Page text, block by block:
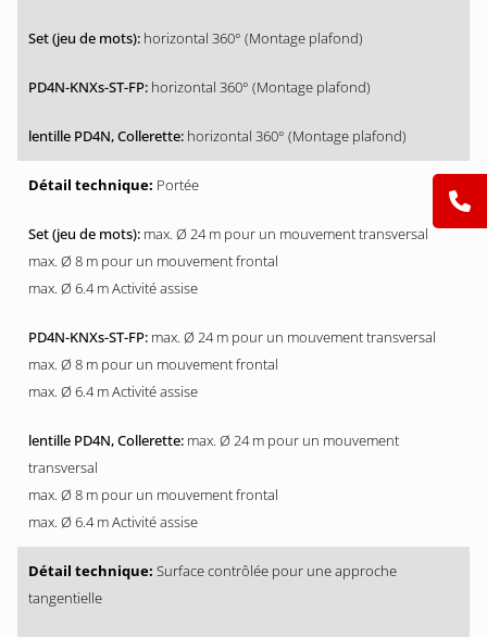
horizontal 360° (Montage plafond)
horizontal 360° (Montage plafond)
horizontal 360° (Montage plafond)
Portée
max. Ø 24 m pour un mouvement transversal
max. Ø 8 m pour un mouvement frontal
max. Ø 6.4 m Activité assise
max. Ø 24 m pour un mouvement transversal
max. Ø 8 m pour un mouvement frontal
max. Ø 6.4 m Activité assise
max. Ø 24 m pour un mouvement
transversal
max. Ø 8 m pour un mouvement frontal
max. Ø 6.4 m Activité assise
Surface contrôlée pour une approche
tangentielle